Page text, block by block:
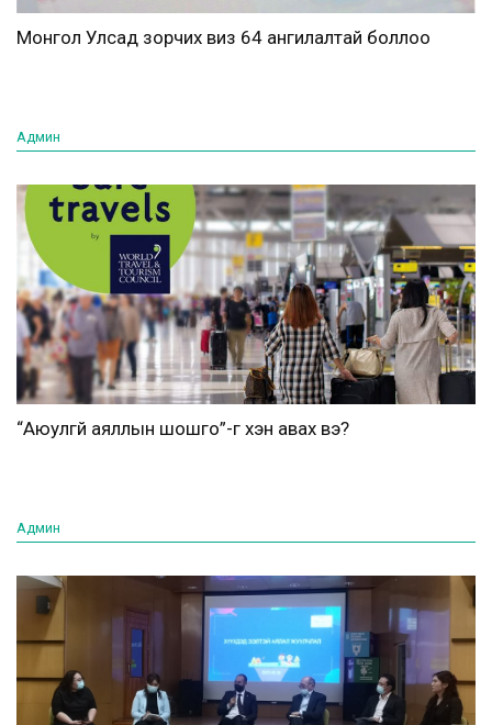
Монгол Улсад зорчих виз 64 ангилалтай боллоо
Админ
“Аюулгүй аяллын шошго”-г хэн авах вэ?
Админ